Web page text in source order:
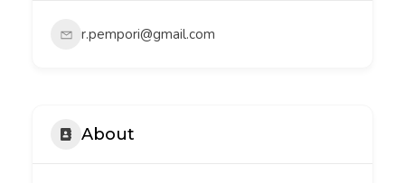
r.pempori@gmail.com
About